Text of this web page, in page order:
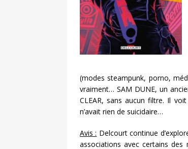
(modes steampunk, porno,
vraiment… SAM DUNE, un
CLEAR, sans aucun filtre. Il
n’avait rien de suicidaire…
Avis : Delcourt continue
associations avec certains